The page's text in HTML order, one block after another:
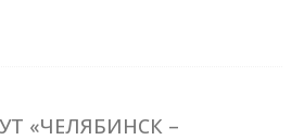
«ЧЕЛЯБИНСК –